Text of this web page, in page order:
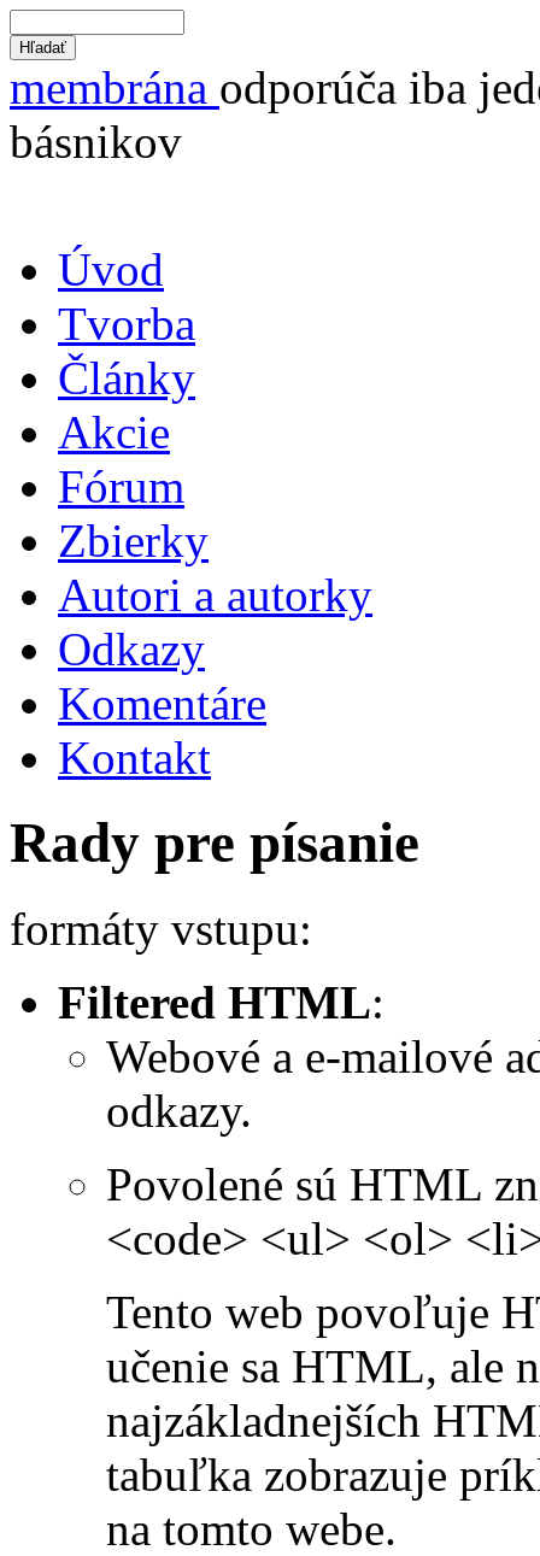
membrána odporúča iba
básnikov
Úvod
Tvorba
Články
Akcie
Fórum
Zbierky
Autori a autorky
Odkazy
Komentáre
Kontakt
Rady pre písanie
formáty vstupu:
Filtered HTML:
Webové a e-mailové
odkazy.
Povolené sú HTML
<code> <ul> <ol>
Tento web povoľuje
učenie sa HTML, ale
najzákladnejších
tabuľka zobrazuje
na tomto webe.